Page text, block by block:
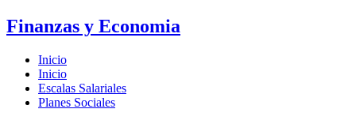
Finanzas y Economia
Inicio
Inicio
Escalas Salariales
Planes Sociales